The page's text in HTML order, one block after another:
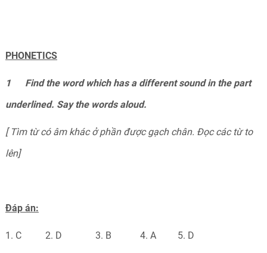
PHONETICS
1 Find the word which has a different sound in the part
underlined. Say the words aloud.
[ Tìm từ có âm khác ở phần được gạch chân. Đọc các từ to
lên]
Đáp án:
1. C 2. D 3. B 4. A 5. D